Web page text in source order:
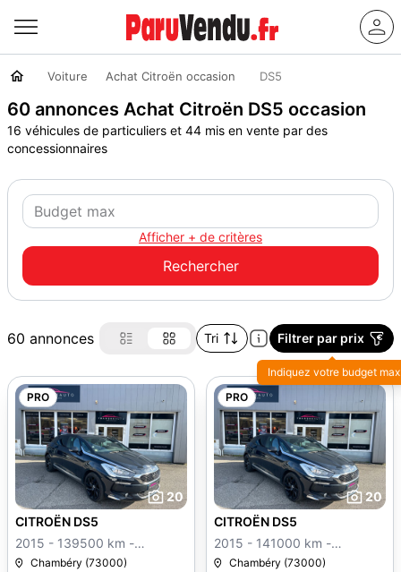
Voiture Achat Citroën occasion DS5
60 annonces Achat Citroën DS5 occasion
16 véhicules de particuliers et 44 mis en vente par des
concessionnaires
Afficher + de critères
60 annonces Tri Filtrer par prix
Indiquez votre budget max
PRO
20
CITROËN DS5
2015 - 139500 km -
Manuelle
Chambéry (73000)
PRO
20
CITROËN DS5
2015 - 141000 km -
Manuelle
Chambéry (73000)